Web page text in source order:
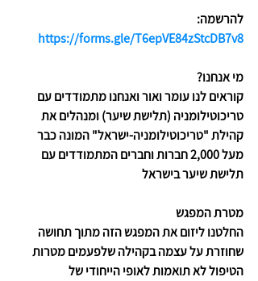
להרשמה:
https://forms.gle/T6epVE84zStcDB7v8
מי אנחנו?
קוראים לנו עומר ואור ואנחנו מתמודדים עם
טריכוטילומניה (תלישת שיער) ומנהלים את
קהילת "טריכוטילומניה-ישראל" המונה כבר
מעל 2,000 חברות וחברים המתמודדים עם
תלישת שיער בישראל
מטרת המפגש
החלטנו ליזום את המפגש הזה מתוך תחושה
שחוזרת על עצמה בקהילה שלפעמים מטרות
הטיפול לא תואמות לאופי הייחודי של